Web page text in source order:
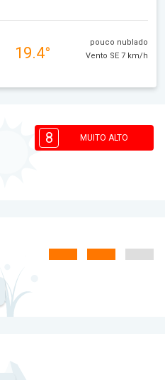
19.4°
pouco nublado
Vento SE 7 km/h
8 MUITO ALTO